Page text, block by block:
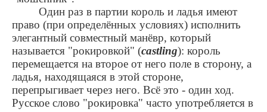
Один раз в партии король и ладья имеют
право (при определённых условиях) исполнить
элегантный совместный манёвр, который
называется "рокировкой" (castling): король
перемещается на второе от него поле в сторону, а
ладья, находящаяся в этой стороне,
перепрыгивает через него. Всё это - один ход.
Русское слово "рокировка" часто употребляется в